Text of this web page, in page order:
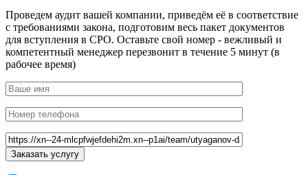
Проведем аудит вашей компании, приведём её в соответствие
с требованиями закона, подготовим весь пакет документов
для вступления в СРО. Оставьте свой номер - вежливый и
компетентный менеджер перезвонит в течение 5 минут (в
рабочее время)